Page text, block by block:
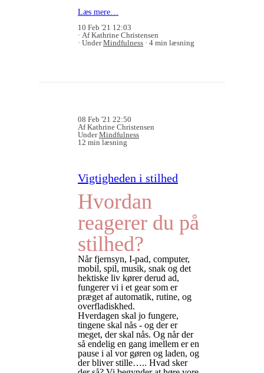
Læs mere…
10 Feb '21 12:03
Af Kathrine Christensen
UnderMindfulness 4 min læsning
08 Feb '21 22:50
Af Kathrine Christensen
UnderMindfulness
12 min læsning
Vigtigheden i stilhed
Hvordan
reagerer du på
stilhed?
Når fjernsyn, I-pad, computer,
mobil, spil, musik, snak og det
hektiske liv kører derud ad,
fungerer vi i et gear som er
præget af automatik, rutine, og
overfladiskhed.
Hverdagen skal jo fungere,
tingene skal nås - og der er
meget, der skal nås. Og når der
så endelig en gang imellem er en
pause i al vor gøren og laden, og
der bliver stille….. Hvad sker